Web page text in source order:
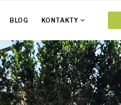
BLOG KONTAKTY